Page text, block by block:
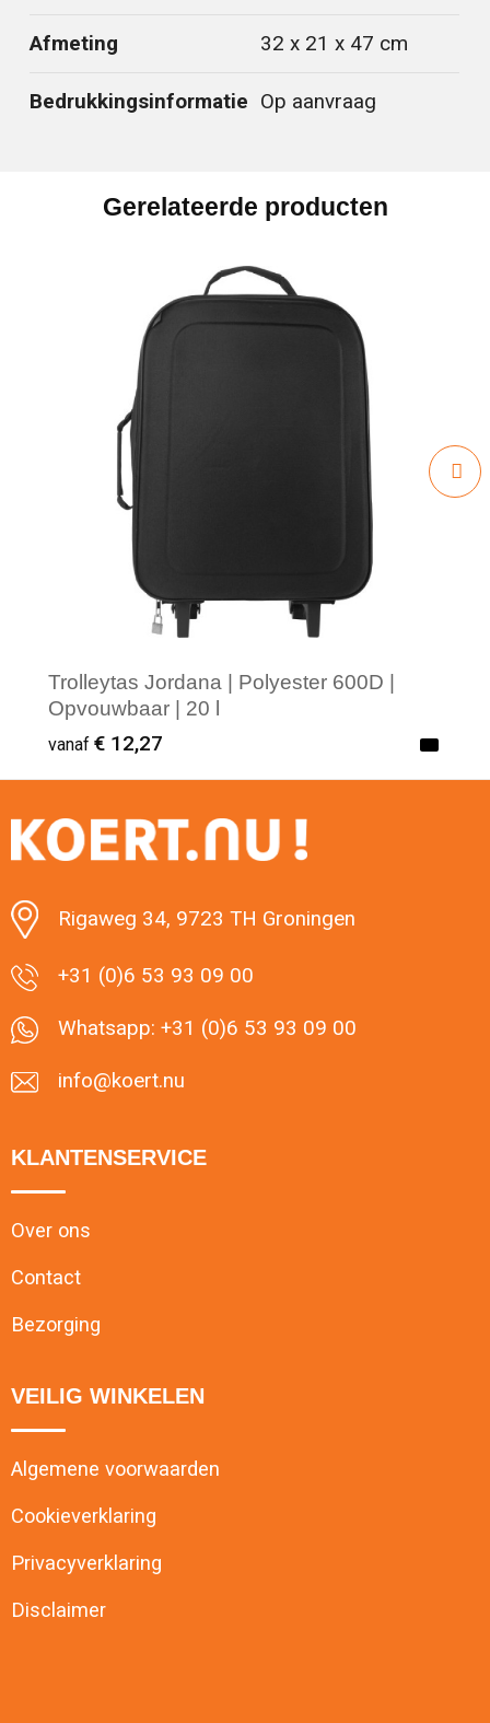
Afmeting 32 x 21 x 47 cm
Bedrukkingsinformatie Op aanvraag
Gerelateerde producten
Trolleytas Jordana | Polyester 600D |
Opvouwbaar | 20 l
vanaf € 12,27
Minimale afname: 1
Rigaweg 34, 9723 TH Groningen
+31 (0)6 53 93 09 00
Whatsapp: +31 (0)6 53 93 09 00
info@koert.nu
KLANTENSERVICE
Over ons
Contact
Bezorging
VEILIG WINKELEN
Algemene voorwaarden
Cookieverklaring
Privacyverklaring
Disclaimer